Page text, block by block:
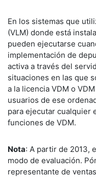
En los sistemas que
(VLM) donde está
pueden ejecutarse
implementación de
activa a través del
situaciones en las que
a la licencia VDM o
usuarios de ese
para ejecutar cualquier
funciones de VDM.
Nota: A partir de 2013,
modo de evaluación.
representante de